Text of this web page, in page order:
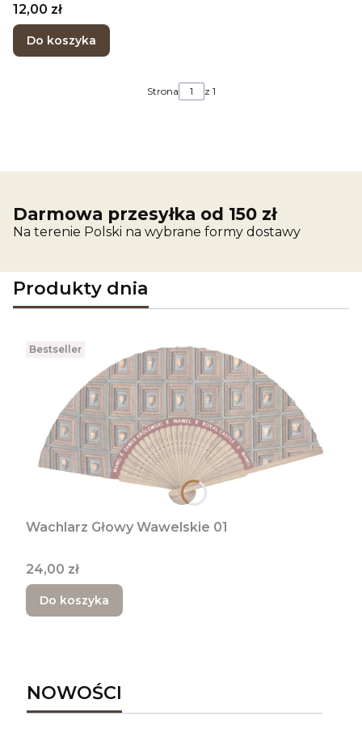
Cena
12,00 zł
Do koszyka
Strona z 1
Darmowa przesyłka od 150 zł
Na terenie Polski na wybrane formy dostawy
Produkty dnia
Bestseller
Wachlarz Głowy Wawelskie 01
Cena
24,00 zł
Do koszyka
NOWOŚCI